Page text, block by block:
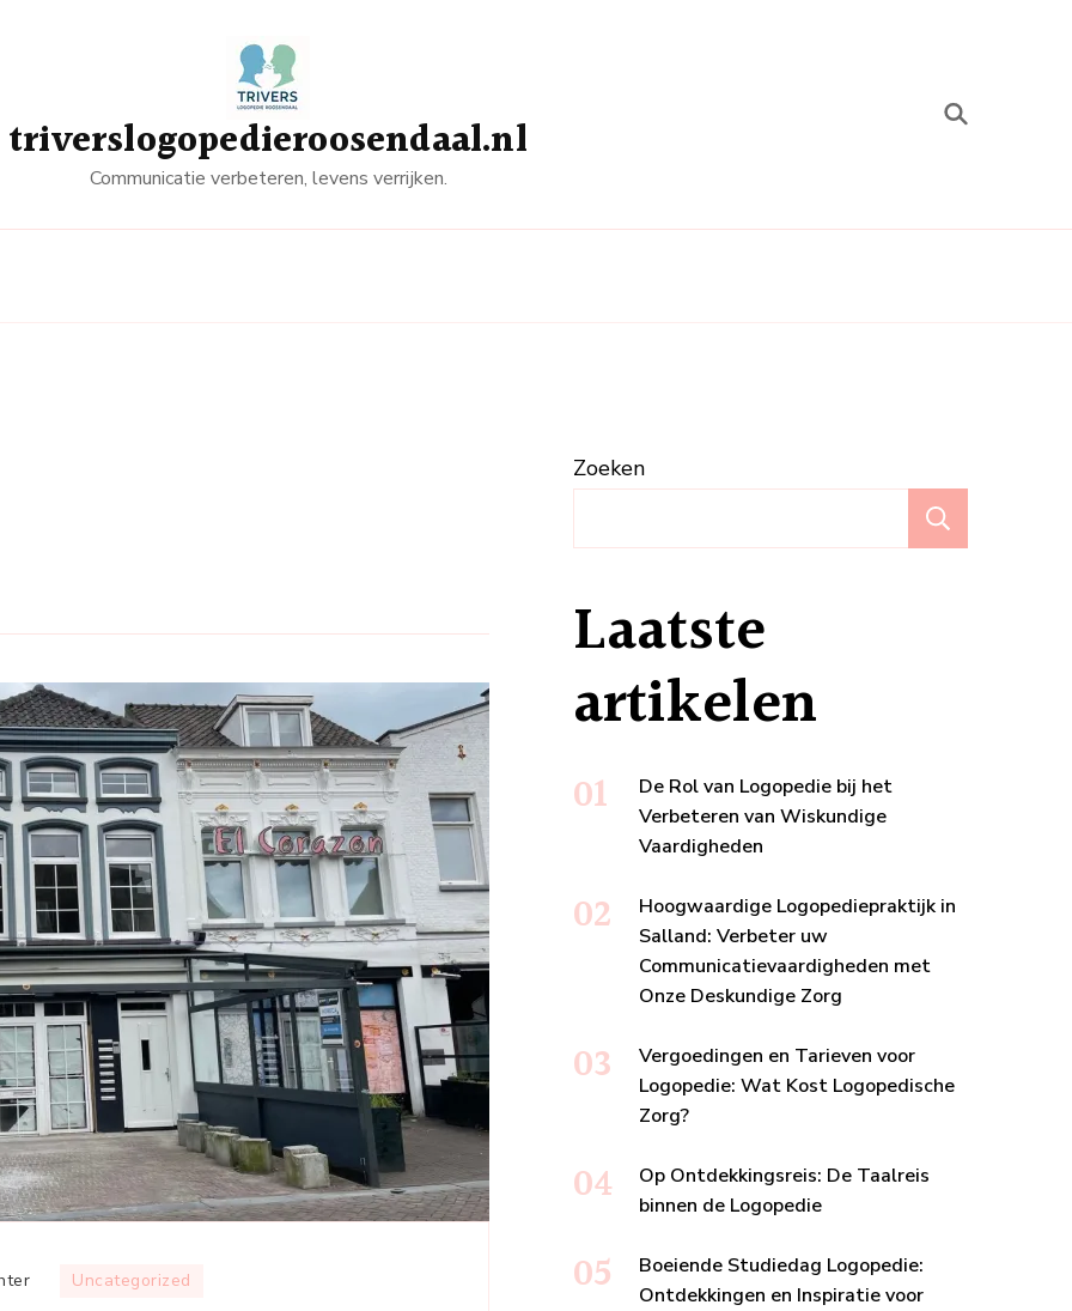
triverslogopedieroosendaal.nl
Communicatie verbeteren, levens verrijken.
op
Uncategorized
Zoeken
Laatste
artikelen
De Rol van Logopedie bij het
Verbeteren van Wiskundige
Vaardigheden
Hoogwaardige Logopediepraktijk in
Salland: Verbeter uw
Communicatievaardigheden met
Onze Deskundige Zorg
Vergoedingen en Tarieven voor
Logopedie: Wat Kost Logopedische
Zorg?
Op Ontdekkingsreis: De Taalreis
binnen de Logopedie
Boeiende Studiedag Logopedie:
Ontdekkingen en Inspiratie voor